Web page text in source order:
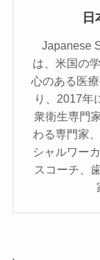
Japanese
は、⽶国の
⼼のある医
り、2017年
衆衛⽣専⾨
わる専⾨家
シャルワー
スコーチ、